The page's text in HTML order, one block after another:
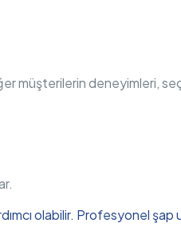
müşterilerin deneyimleri,
olabilir. Profesyonel şap